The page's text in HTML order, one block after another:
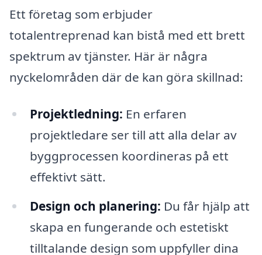
Ett företag som erbjuder
totalentreprenad kan bistå med ett brett
spektrum av tjänster. Här är några
nyckelområden där de kan göra skillnad:
Projektledning: En erfaren
projektledare ser till att alla delar av
byggprocessen koordineras på ett
effektivt sätt.
Design och planering: Du får hjälp att
skapa en fungerande och estetiskt
tilltalande design som uppfyller dina